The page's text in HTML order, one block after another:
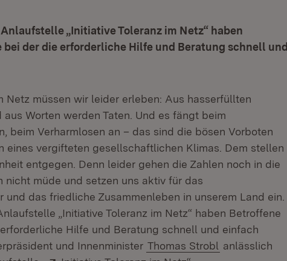
„Initiative Toleranz im Netz“ haben
der die erforderliche Hilfe und Beratung schnell und
Netz müssen wir leider erleben: Aus hasserfüllten
Worten werden Taten. Und es fängt beim
beim Verharmlosen an – das sind die bösen Vorboten
eines vergifteten gesellschaftlichen Klimas. Dem stellen
entgegen. Denn leider gehen die Zahlen noch in die
nicht müde und setzen uns aktiv für das
das friedliche Zusammenleben in unserem Land ein.
„Initiative Toleranz im Netz“ haben Betroffene
Hilfe und Beratung schnell und einfach
und Innenminister Thomas Strobl anlässlich